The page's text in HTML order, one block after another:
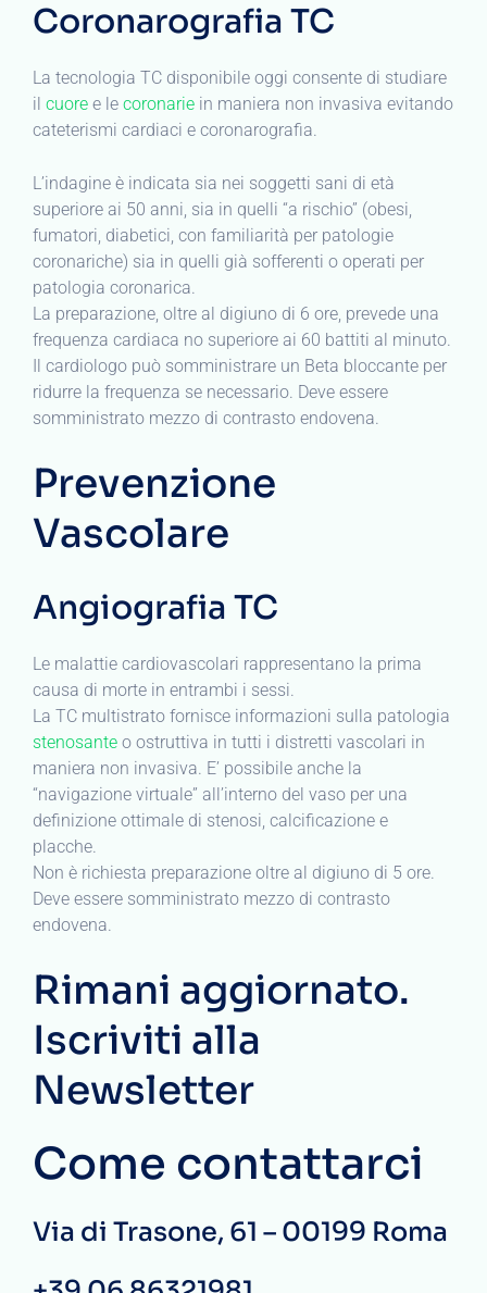
Coronarografia TC
La tecnologia TC disponibile oggi consente di studiare
il cuore e le coronarie in maniera non invasiva evitando
cateterismi cardiaci e coronarografia.
L’indagine è indicata sia nei soggetti sani di età
superiore ai 50 anni, sia in quelli “a rischio” (obesi,
fumatori, diabetici, con familiarità per patologie
coronariche) sia in quelli già sofferenti o operati per
patologia coronarica.
La preparazione, oltre al digiuno di 6 ore, prevede una
frequenza cardiaca no superiore ai 60 battiti al minuto.
Il cardiologo può somministrare un Beta bloccante per
ridurre la frequenza se necessario. Deve essere
somministrato mezzo di contrasto endovena.
Prevenzione
Vascolare
Angiografia TC
Le malattie cardiovascolari rappresentano la prima
causa di morte in entrambi i sessi.
La TC multistrato fornisce informazioni sulla patologia
stenosante o ostruttiva in tutti i distretti vascolari in
maniera non invasiva. E’ possibile anche la
“navigazione virtuale” all’interno del vaso per una
definizione ottimale di stenosi, calcificazione e
placche.
Non è richiesta preparazione oltre al digiuno di 5 ore.
Deve essere somministrato mezzo di contrasto
endovena.
Rimani aggiornato.
Iscriviti alla
Newsletter
Come contattarci
Via di Trasone, 61 – 00199 Roma